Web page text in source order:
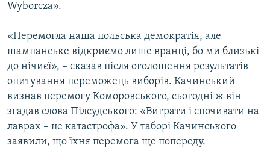
Wyborcza».
«Перемогла наша польська демократія, але
шампанське відкриємо лише вранці, бо ми близькі
до нічиєї», – сказав після оголошення результатів
опитування переможець виборів. Качинський
визнав перемогу Коморовського, сьогодні ж він
згадав слова Пілсудського: «Виграти і спочивати на
лаврах – це катастрофа». У таборі Качинського
заявили, що їхня перемога ще попереду.